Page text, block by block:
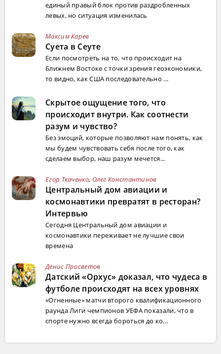
единый правый блок против раздробленных
левых, но ситуация изменилась
Максим Карев
Суета в Сеуте
Если посмотреть на то, что происходит на
Ближнем Востоке с точки зрения геоэкономики,
то видно, как США последовательно ...
Скрытое ощущение того, что
происходит внутри. Как соотнести
разум и чувство?
Без эмоций, которые позволяют нам понять, как
мы будем чувствовать себя после того, как
сделаем выбор, наш разум мечется...
Егор Ткаченко, Олег Константинов
Центральный дом авиации и
космонавтики превратят в ресторан?
Интервью
Сегодня Центральный дом авиации и
космонавтики переживает не лучшие свои
времена
Денис Просветов
Датский «Орхус» доказал, что чудеса в
футболе происходят на всех уровнях
«Огненные» матчи второго квалификационного
раунда Лиги чемпионов УЕФА показали, что в
спорте нужно всегда бороться до ко...